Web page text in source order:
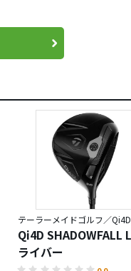
テーラーメイドゴルフ／Qi4D
Qi4D SHADOWFALL
ライバー